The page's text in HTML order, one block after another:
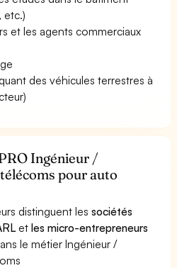
etc.)
et les agents commerciaux
des véhicules terrestres à
Ingénieur /
pour auto
distinguent lessociétés
etles micro-entrepreneurs
le métier Ingénieur /